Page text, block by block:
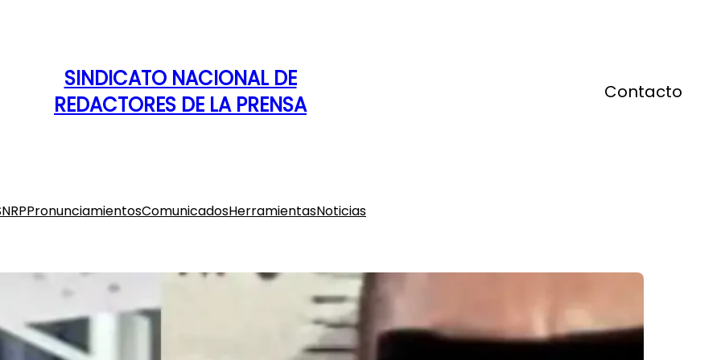
SINDICATO NACIONAL DE
REDACTORES DE LA PRENSA
Contacto
PronunciamientosComunicadosHerramientasNoticias